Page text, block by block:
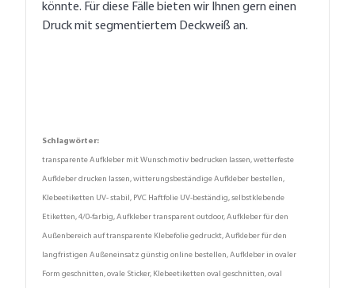
könnte. Für diese Fälle bieten wir Ihnen gern einen
Druck mit segmentiertem Deckweiß an.
Schlagwörter:
transparente Aufkleber mit Wunschmotiv bedrucken lassen, wetterfeste
Aufkleber drucken lassen, witterungsbeständige Aufkleber bestellen,
Klebeetiketten UV- stabil, PVC Haftfolie UV-beständig, selbstklebende
Etiketten, 4/0-farbig, Aufkleber transparent outdoor, Aufkleber für den
Außenbereich auf transparente Klebefolie gedruckt, Aufkleber für den
langfristigen Außeneinsatz günstig online bestellen, Aufkleber in ovaler
Form geschnitten, ovale Sticker, Klebeetiketten oval geschnitten, oval